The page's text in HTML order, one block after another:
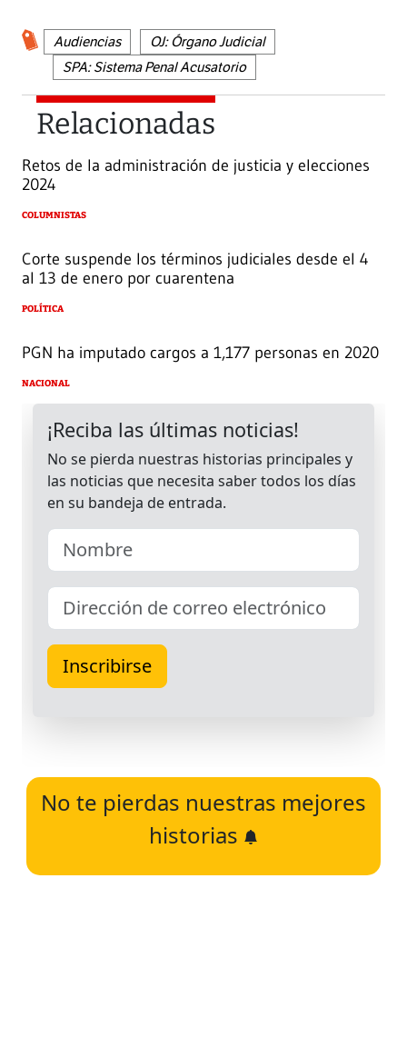
Audiencias
OJ: Órgano Judicial
SPA: Sistema Penal Acusatorio
Relacionadas
Retos de la administración de justicia y elecciones
2024
COLUMNISTAS
Corte suspende los términos judiciales desde el 4
al 13 de enero por cuarentena
POLÍTICA
PGN ha imputado cargos a 1,177 personas en 2020
NACIONAL
No te pierdas nuestras mejores
historias